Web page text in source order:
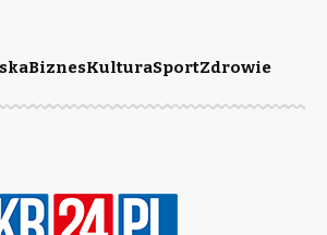
BiznesKulturaSportZdrowie